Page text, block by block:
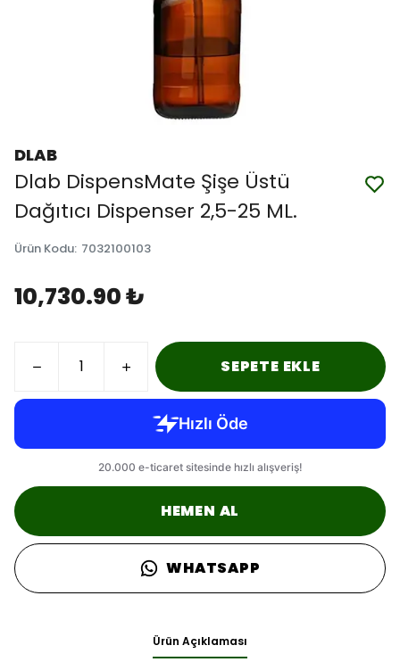
DLAB
Dlab DispensMate Şişe Üstü
Dağıtıcı Dispenser 2,5-25 ML.
Ürün Kodu: 7032100103
10,730.90 ₺
SEPETE EKLE
HEMEN AL
WHATSAPP
Ürün Açıklaması